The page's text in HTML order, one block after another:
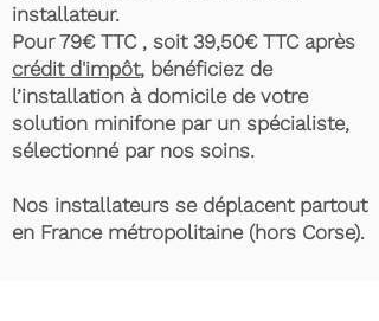
installateur.
Pour 79€ TTC , soit 39,50€ TTC après
crédit d'impôt, bénéficiez de
l’installation à domicile de votre
solution minifone par un spécialiste,
sélectionné par nos soins.
Nos installateurs se déplacent partout
en France métropolitaine (hors Corse).